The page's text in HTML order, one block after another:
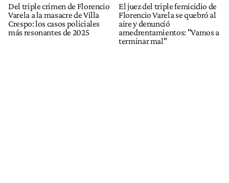
Del triple crimen de Florencio
Varela a la masacre de Villa
Crespo: los casos policiales
más resonantes de 2025
El juez del triple femicidio de
Florencio Varela se quebró al
aire y denunció
amedrentamientos: "Vamos a
terminar mal"